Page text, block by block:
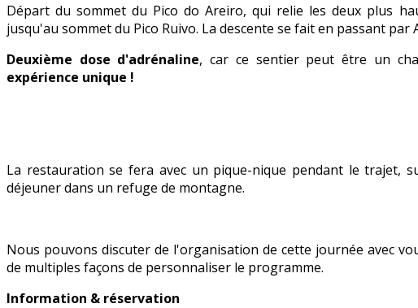
Départ du sommet du Pico do Areiro, qui relie les deux plus
jusqu'au sommet du Pico Ruivo. La descente se fait en passant par
Deuxième dose d'adrénaline, car ce sentier peut être un
expérience unique !
La restauration se fera avec un pique-nique pendant le trajet,
déjeuner dans un refuge de montagne.
Nous pouvons discuter de l'organisation de cette journée avec
de multiples façons de personnaliser le programme.
Information & réservation